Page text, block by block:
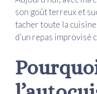
son goût terreux et
tacher toute la
d’un repas improvisé